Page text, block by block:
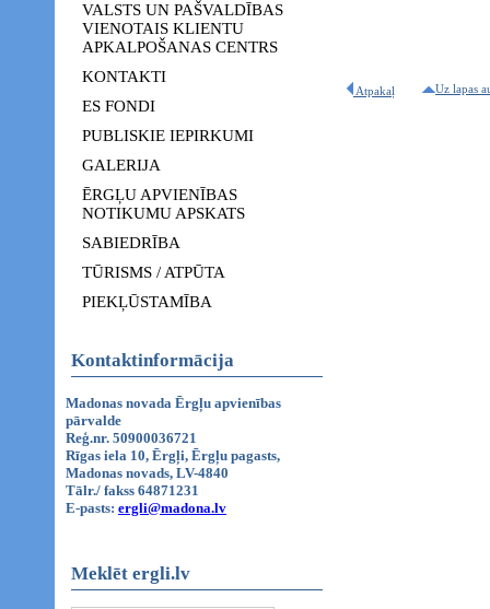
VALSTS UN PAŠVALDĪBAS
VIENOTAIS KLIENTU
APKALPOŠANAS CENTRS
KONTAKTI
ES FONDI
PUBLISKIE IEPIRKUMI
GALERIJA
ĒRGĻU APVIENĪBAS
NOTIKUMU APSKATS
SABIEDRĪBA
TŪRISMS / ATPŪTA
PIEKĻŪSTAMĪBA
Kontaktinformācija
Madonas novada Ērgļu apvienības
pārvalde
Reģ.nr. 50900036721
Rīgas iela 10, Ērgļi, Ērgļu pagasts,
Madonas novads, LV-4840
Tālr./ fakss 64871231
E-pasts: ergli@madona.lv
Meklēt ergli.lv
Atpakaļ Uz lapas